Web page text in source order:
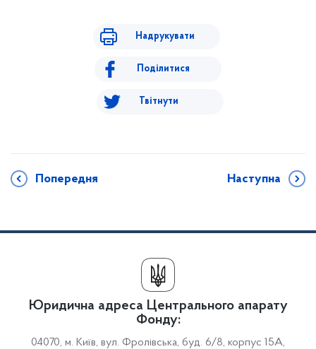
Надрукувати
Поділитися
Твітнути
Попередня Наступна
Юридична адреса Центрального апарату
Фонду:
04070, м. Київ, вул. Фролівська, буд. 6/8, корпус 15А,